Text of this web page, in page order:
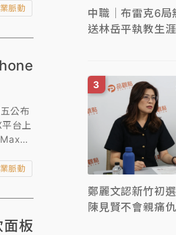
11
脈動
公布
台上
機
脈動
板
中職｜布雷克6
送林岳平執教生
鄭麗文認新竹初
陳見賢不會親痛